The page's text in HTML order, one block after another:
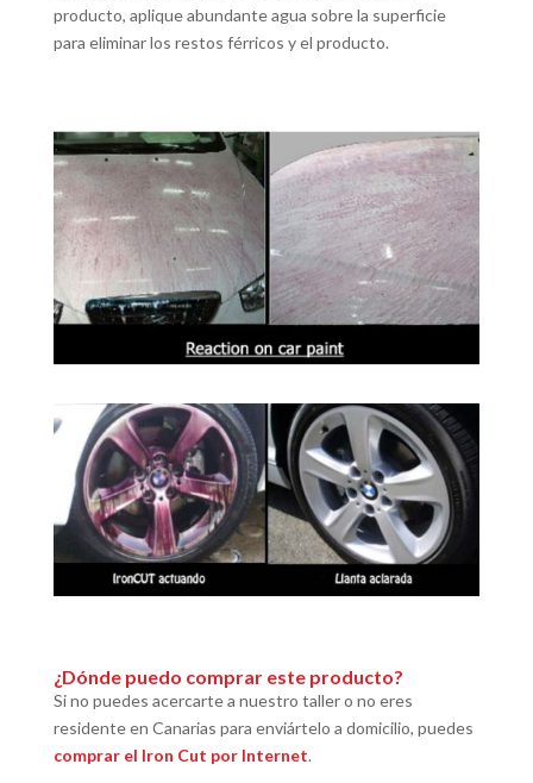
producto, aplique abundante agua sobre la superficie
para eliminar los restos férricos y el producto.
¿Dónde puedo comprar este producto?
Si no puedes acercarte a nuestro taller o no eres
residente en Canarias para enviártelo a domicilio, puedes
comprar el Iron Cut por Internet.